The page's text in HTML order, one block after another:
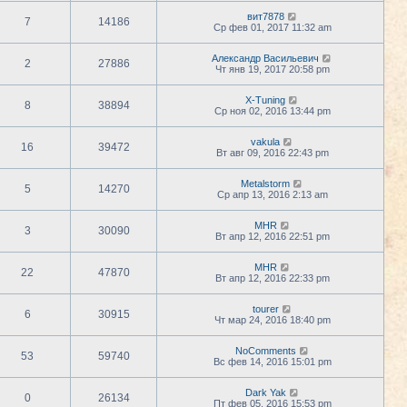
7 14186
вит7878
Ср фев 01, 2017 11:32 am
2 27886
Александр Васильевич
Чт янв 19, 2017 20:58 pm
8 38894
X-Tuning
Ср ноя 02, 2016 13:44 pm
16 39472
vakula
Вт авг 09, 2016 22:43 pm
5 14270
Metalstorm
Ср апр 13, 2016 2:13 am
3 30090
MHR
Вт апр 12, 2016 22:51 pm
22 47870
MHR
Вт апр 12, 2016 22:33 pm
6 30915
tourer
Чт мар 24, 2016 18:40 pm
53 59740
NoComments
Вс фев 14, 2016 15:01 pm
0 26134
Dark Yak
Пт фев 05, 2016 15:53 pm